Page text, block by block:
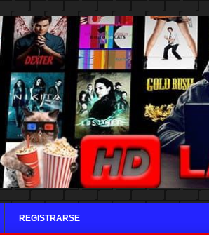
REGISTRARSE